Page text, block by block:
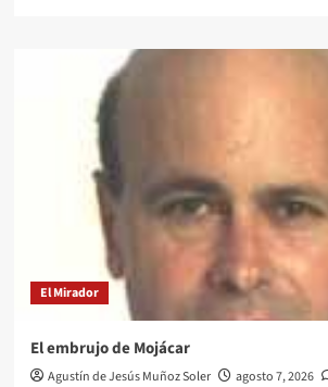
El Mirador
El embrujo de Mojácar
Agustín de Jesús Muñoz Soler agosto 7, 2026